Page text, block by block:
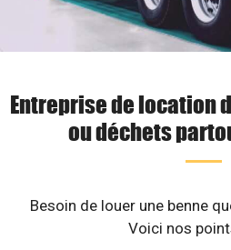
Entreprise de location
ou déchets
Besoin de louer une benne
Voici nos